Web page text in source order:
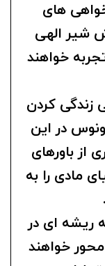
های
شیر الهی
خواهند
زندگی کردن
ونوس در این
باورهای
مادی را به
ریشه ای در
خواهند